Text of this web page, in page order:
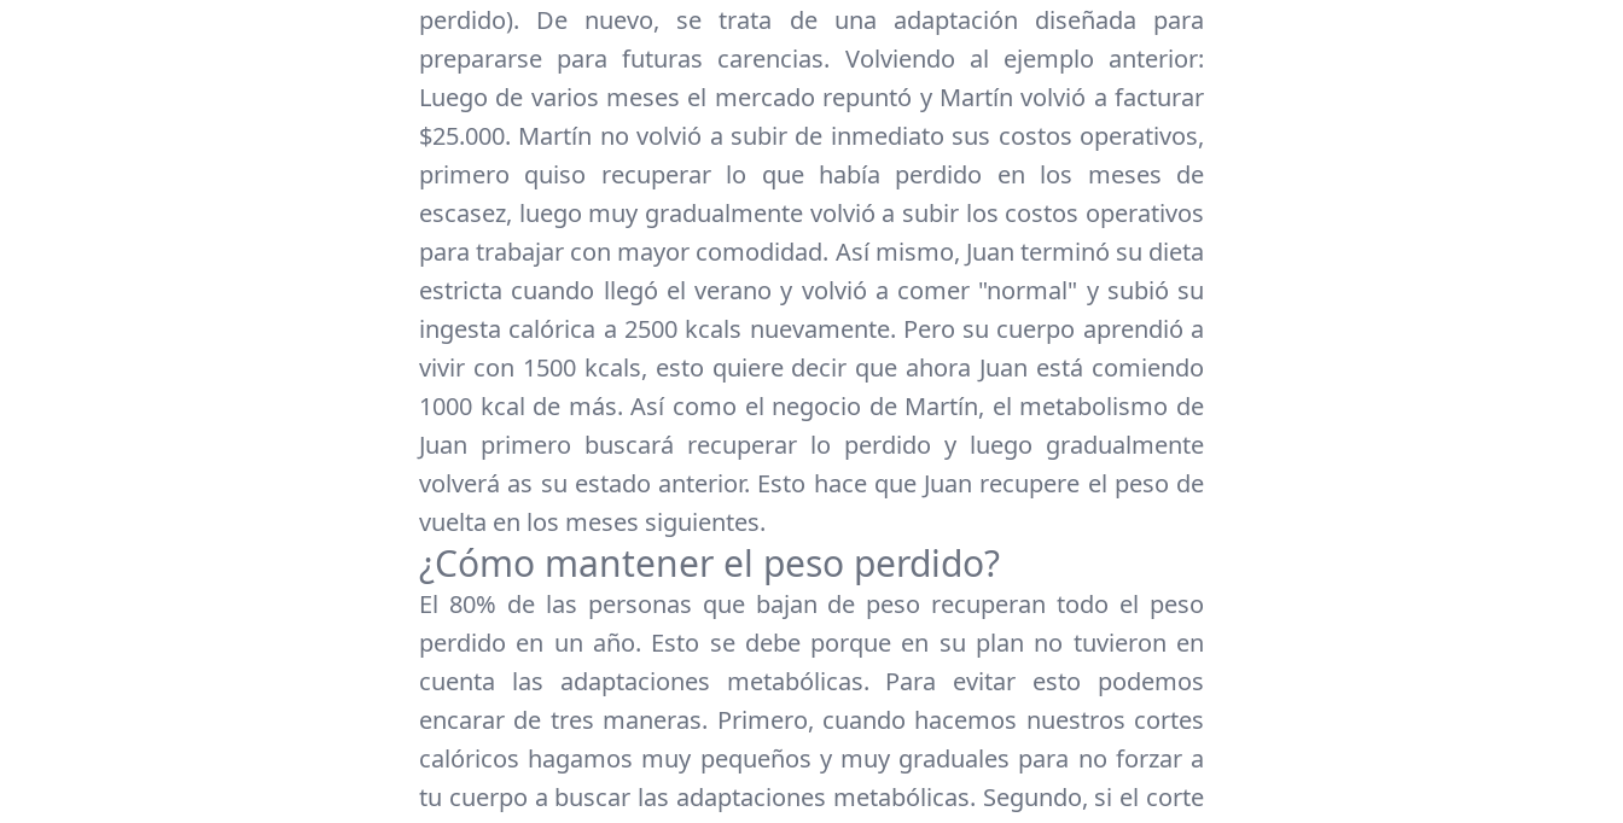
perdido). De nuevo, se trata de una adaptación diseñada para
prepararse para futuras carencias. Volviendo al ejemplo anterior:
Luego de varios meses el mercado repuntó y Martín volvió a facturar
$25.000. Martín no volvió a subir de inmediato sus costos operativos,
primero quiso recuperar lo que había perdido en los meses de
escasez, luego muy gradualmente volvió a subir los costos operativos
para trabajar con mayor comodidad. Así mismo, Juan terminó su dieta
estricta cuando llegó el verano y volvió a comer "normal" y subió su
ingesta calórica a 2500 kcals nuevamente. Pero su cuerpo aprendió a
vivir con 1500 kcals, esto quiere decir que ahora Juan está comiendo
1000 kcal de más. Así como el negocio de Martín, el metabolismo de
Juan primero buscará recuperar lo perdido y luego gradualmente
volverá as su estado anterior. Esto hace que Juan recupere el peso de
vuelta en los meses siguientes.
¿Cómo mantener el peso perdido?
El 80% de las personas que bajan de peso recuperan todo el peso
perdido en un año. Esto se debe porque en su plan no tuvieron en
cuenta las adaptaciones metabólicas. Para evitar esto podemos
encarar de tres maneras. Primero, cuando hacemos nuestros cortes
calóricos hagamos muy pequeños y muy graduales para no forzar a
tu cuerpo a buscar las adaptaciones metabólicas. Segundo, si el corte